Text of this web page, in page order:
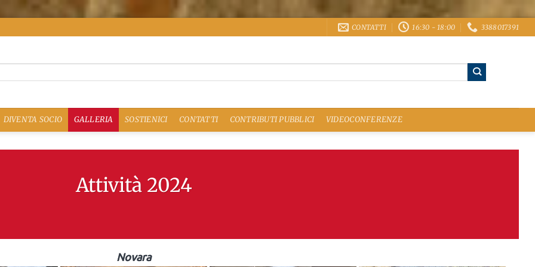
CONTATTI 16:30 - 18:00 3388017391
DIVENTA SOCIO GALLERIA SOSTIENICI CONTATTI CONTRIBUTI PUBBLICI VIDEOCONFERENZE
Attività 2024
Novara